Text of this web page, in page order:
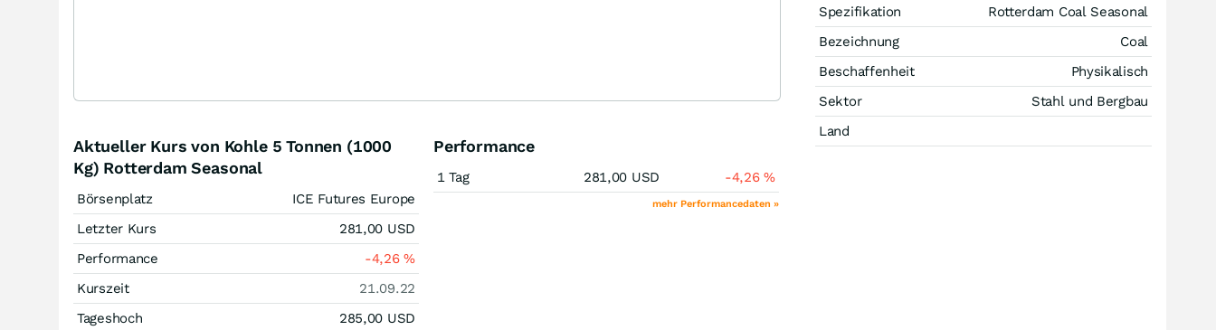
Aktueller Kurs von Kohle 5 Tonnen (1000
Kg) Rotterdam Seasonal
Börsenplatz
ICE Futures Europe
Letzter Kurs
281,00 USD
Performance
-4,26%
Kurszeit
21.09.22
Tageshoch
285,00 USD
Performance
1 Tag 281,00 USD -4,26%
mehr Performancedaten »
Spezifikation
Rotterdam Coal Seasonal
Bezeichnung
Coal
Beschaffenheit
Physikalisch
Sektor
Stahl und Bergbau
Land